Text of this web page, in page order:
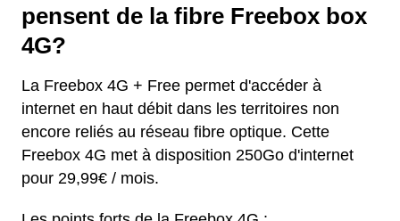
pensent de la fibre Freebox box
4G?
La Freebox 4G + Free permet d'accéder à
internet en haut débit dans les territoires non
encore reliés au réseau fibre optique. Cette
Freebox 4G met à disposition 250Go d'internet
pour 29,99€ / mois.